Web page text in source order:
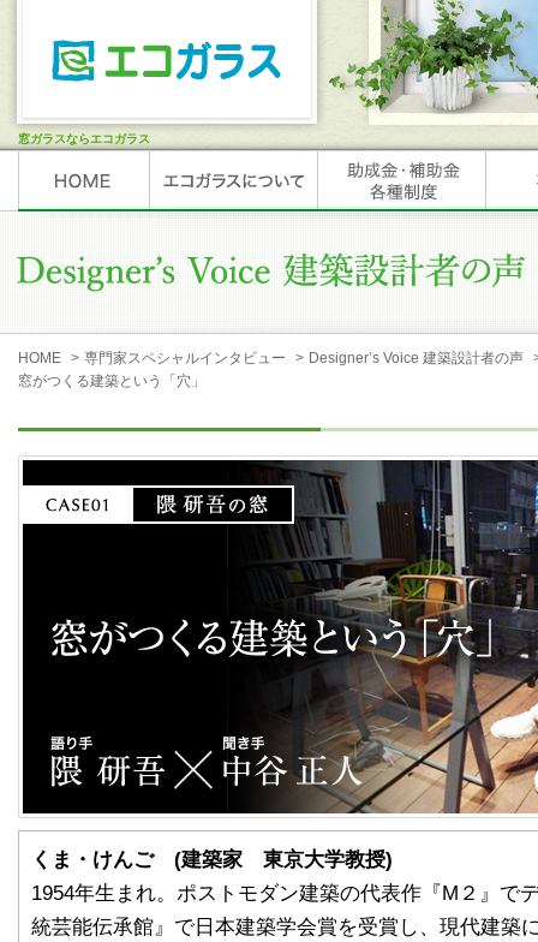
窓ガラスならエコガラス
HOME > 専門家スペシャルインタビュー > Designer’s Voice 建築設計者の声
窓がつくる建築という「穴」
くま・けんご (建築家 東京大学教授)
1954年生まれ。ポストモダン建築の代表作『M２』で
統芸能伝承館』で日本建築学会賞を受賞し、現代建築